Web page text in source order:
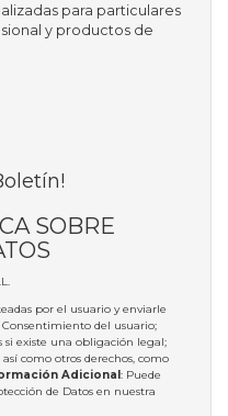
para particulares
y productos de
SOBRE
por el usuario y enviarle
Consentimiento del usuario;
si existe una obligación legal;
como otros derechos, como
Adicional: Puede
de Datos en nuestra